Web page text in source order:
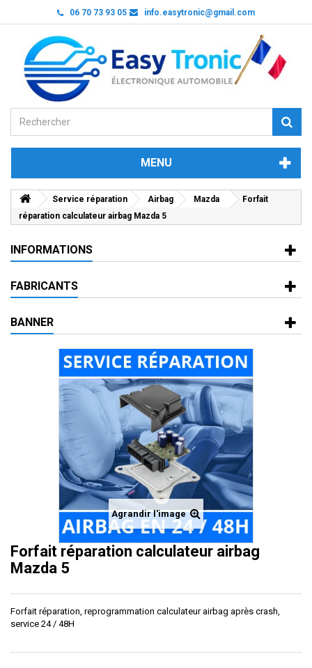
06 70 73 93 05 info.easytronic@gmail.com
MENU
Service réparation Airbag Mazda
Forfait
réparation calculateur airbag Mazda 5
INFORMATIONS
FABRICANTS
BANNER
Agrandir l'image
Forfait réparation calculateur airbag
Mazda 5
Forfait réparation, reprogrammation calculateur airbag après crash,
service 24 / 48H